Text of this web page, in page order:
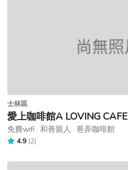
士林區
愛上咖啡館A LOVING CAFE
免費wifi · 和善親人 · 巷弄咖啡館
4.9 (2)